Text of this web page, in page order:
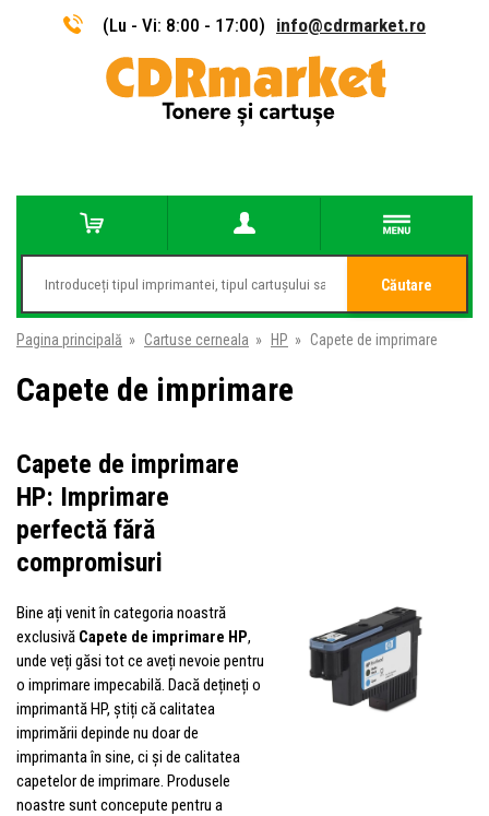
(Lu - Vi: 8:00 - 17:00) info@cdrmarket.ro
Căutare
Pagina principală » Cartuse cerneala » HP » Capete de imprimare
Capete de imprimare
Capete de imprimare
HP: Imprimare
perfectă fără
compromisuri
Bine ați venit în categoria noastră
exclusivă Capete de imprimare HP,
unde veți găsi tot ce aveți nevoie pentru
o imprimare impecabilă. Dacă dețineți o
imprimantă HP, știți că calitatea
imprimării depinde nu doar de
imprimanta în sine, ci și de calitatea
capetelor de imprimare. Produsele
noastre sunt concepute pentru a